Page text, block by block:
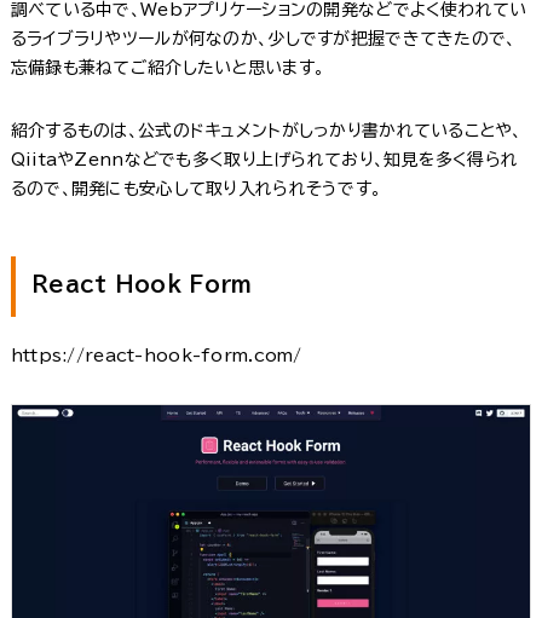
調べている中で、Webアプリケーションの開発などでよく使われてい
るライブラリやツールが何なのか、少しですが把握できてきたので、
忘備録も兼ねてご紹介したいと思います。
紹介するものは、公式のドキュメントがしっかり書かれていることや、
QiitaやZennなどでも多く取り上げられており、知見を多く得られ
るので、開発にも安心して取り入れられそうです。
React Hook Form
https://react-hook-form.com/